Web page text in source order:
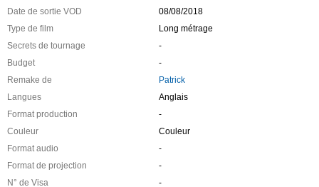
Date de sortie VOD
08/08/2018
Type de film
Long métrage
Secrets de tournage
-
Budget
-
Remake de
Patrick
Langues
Anglais
Format production
-
Couleur
Couleur
Format audio
-
Format de projection
-
N° de Visa
-